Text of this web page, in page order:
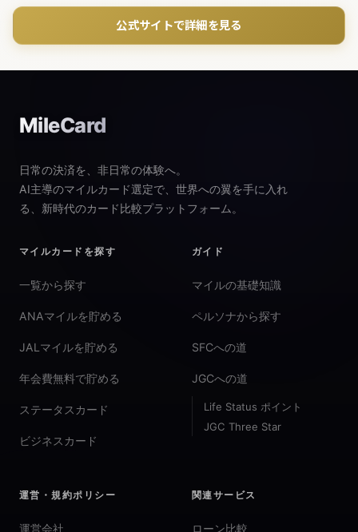
公式サイトで詳細を見る
MileCard
日常の決済を、非日常の体験へ。
AI主導のマイルカード選定で、世界への翼を手に入れ
る、新時代のカード比較プラットフォーム。
マイルカードを探す
一覧から探す
ANAマイルを貯める
JALマイルを貯める
年会費無料で貯める
ステータスカード
ビジネスカード
ガイド
マイルの基礎知識
ペルソナから探す
SFCへの道
JGCへの道
Life Status ポイント
JGC Three Star
運営・規約ポリシー
運営会社
関連サービス
ローン比較